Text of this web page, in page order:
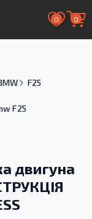
0 0
F25
F25
двигуна